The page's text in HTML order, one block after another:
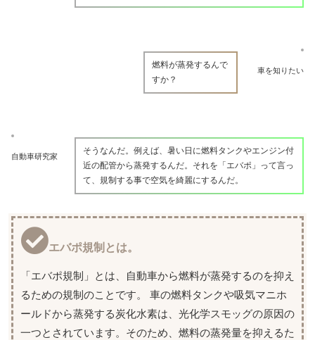
車を知りたい
燃料が蒸発するんで
すか？
自動車研究家
そうなんだ。例えば、暑い日に燃料タンクやエンジン付
近の配管から蒸発するんだ。それを「エバポ」って言っ
て、規制する事で空気を綺麗にするんだ。
エバポ規制とは。
「エバポ規制」とは、自動車から燃料が蒸発するのを抑え
るための規制のことです。 車の燃料タンクや吸気マニホ
ールドから蒸発する炭化水素は、光化学スモッグの原因の
一つとされています。そのため、燃料の蒸発量を抑えるた